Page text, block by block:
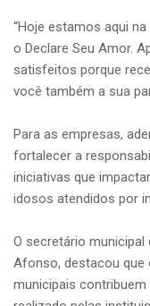
“Hoje estamos aqui
o Declare Seu Amor.
satisfeitos porque
você também a sua
Para as empresas,
fortalecer a
iniciativas que
idosos atendidos por
O secretário municipal
Afonso, destacou
municipais